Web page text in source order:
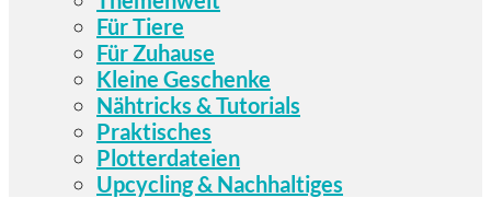
Für Tiere
Für Zuhause
Kleine Geschenke
Nähtricks & Tutorials
Praktisches
Plotterdateien
Upcycling & Nachhaltiges